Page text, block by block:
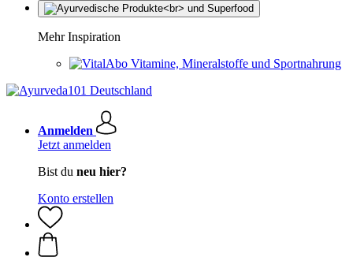
Mehr Inspiration
Vitamine, Mineralstoffe und Sportnahrung
Anmelden
Jetzt anmelden
Bist du neu hier?
Konto erstellen